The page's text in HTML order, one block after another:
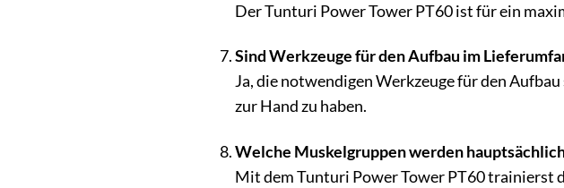
Der Tunturi Power Tower PT60 ist für ein
Sind Werkzeuge für den Aufbau im
Ja, die notwendigen Werkzeuge für den
zur Hand zu haben.
Welche Muskelgruppen werden
Mit dem Tunturi Power Tower PT60 trainierst